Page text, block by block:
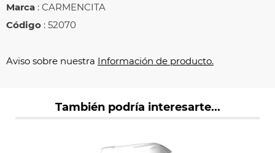
Marca : CARMENCITA
Código : 52070
Aviso sobre nuestra Información de producto.
También podría interesarte...